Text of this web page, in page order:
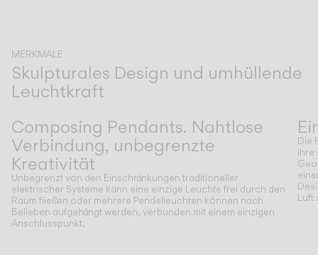
MERKMALE
Skulpturales Design und umhüllende
Leuchtkraft
Composing Pendants. Nahtlose
Verbindung, unbegrenzte
Kreativität
Unbegrenzt von den Einschränkungen traditioneller
elektrischer Systeme kann eine einzige Leuchte frei durch den
Raum fließen oder mehrere Pendelleuchten können nach
Belieben aufgehängt werden, verbunden mit einem einzigen
Anschlusspunkt.
Die
ihre
Luft